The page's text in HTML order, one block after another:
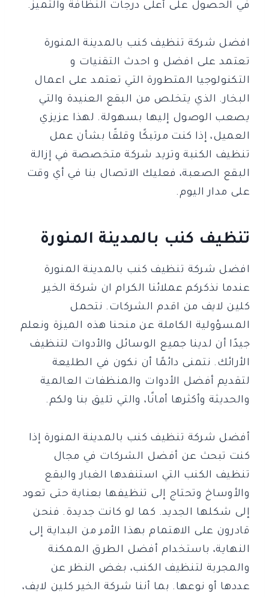
في الحصول على أعلى درجات النظافة والتميز.
افضل شركة تنظيف كنب بالمدينة المنورة
تعتمد على افضل و احدث التقنيات و
التكنولوجيا المتطورة التي تعتمد على اعمال
البخار. الذي يتخلص من البقع العنيدة والتي
يصعب الوصول إليها بسهولة. لهذا عزيزي
العميل، إذا كنت مرتبكًا وقلقًا بشأن عمل
تنظيف الكنبة وتريد شركة متخصصة في إزالة
البقع الصعبة، فعليك الاتصال بنا في أي وقت
على مدار اليوم.
تنظيف كنب بالمدينة المنورة
افضل شركة تنظيف كنب بالمدينة المنورة
عندما نذكركم عملائنا الكرام ان شركة الخير
كلين لايف من اقدم الشركات. نتحمل
المسؤولية الكاملة عن منحنا هذه الميزة ونعلم
جيدًا أن لدينا جميع الوسائل والأدوات لتنظيف
الأرائك. نتمنى دائمًا أن نكون في الطليعة
لتقديم أفضل الأدوات والمنظفات العالمية
والحديثة وأكثرها أمانًا، والتي تليق بنا ولكم.
أفضل شركة تنظيف كنب بالمدينة المنورة إذا
كنت تبحث عن أفضل الشركات في مجال
تنظيف الكنب التي استنفدها الغبار والبقع
والأوساخ وتحتاج إلى تنظيفها بعناية حتى تعود
إلى شكلها الجديد. كما لو كانت جديدة. فنحن
قادرون على الاهتمام بهذا الأمر من البداية إلى
النهاية، باستخدام أفضل الطرق الممكنة
والمجربة لتنظيف الكنب، بغض النظر عن
عددها أو نوعها. بما أننا شركة الخير كلين لايف،